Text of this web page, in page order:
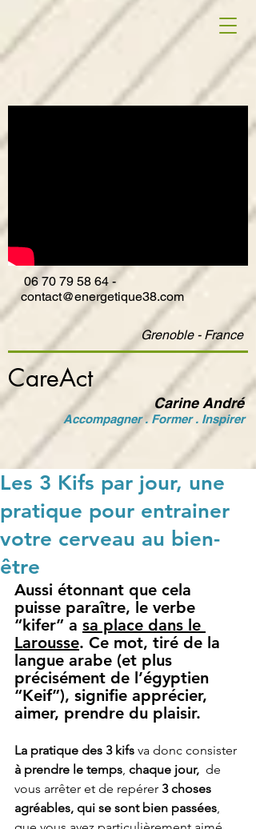
CareAct
Carine André
Accompagner . Former . Inspirer
0670 79 58 64 -
contact@energetique38.com
Grenoble - France
Les 3 Kifs par jour, une
pratique pour entrainer
votre cerveau au bien-
être
Aussi étonnant que cela
puisse paraître, le verbe
“kifer” a sa place dans le
Larousse. Ce mot, tiré de la
langue arabe (et plus
précisément de l’égyptien
“Keif”), signifie apprécier,
aimer, prendre du plaisir.
La pratique des 3 kifs va donc consister
à prendre le temps, chaque jour, de
vous arrêter et de repérer 3 choses
agréables, qui se sont bien passées,